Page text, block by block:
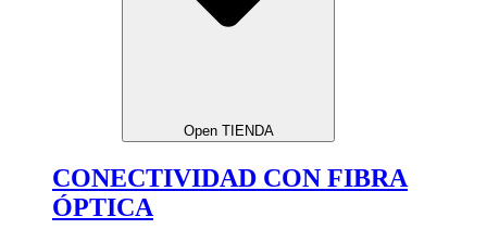
Open TIENDA
CONECTIVIDAD CON FIBRA
ÓPTICA